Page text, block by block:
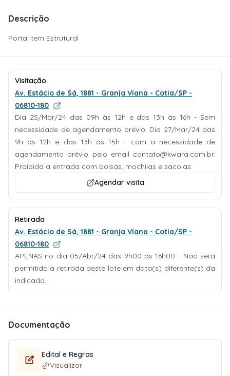
Descrição
Porta Item Estrutural
Visitação
Av. Estácio de Sá, 1881 - Granja Viana - Cotia/SP -
06810-180
Dia 25/Mar/24 das 09h às 12h e das 13h às 16h - Sem
necessidade de agendamento prévio. Dia 27/Mar/24 das
9h às 12h e das 13h às 15h - com a necessidade de
agendamento prévio pelo email contato@kwara.com.br.
Proibida a entrada com bolsas, mochilas e sacolas.
Agendar visita
Retirada
Av. Estácio de Sá, 1881 - Granja Viana - Cotia/SP -
06810-180
APENAS no dia 05/Abr/24 das 9h00 às 16h00 - Não será
permitida a retirada deste lote em data(s) diferente(s) da
indicada.
Documentação
Edital e Regras
Visualizar